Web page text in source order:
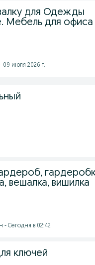
для Одежды
Мебель для офиса
09 июля 2026 г.
вешалка, вишилка
- Сегодня в 02:42
ключей